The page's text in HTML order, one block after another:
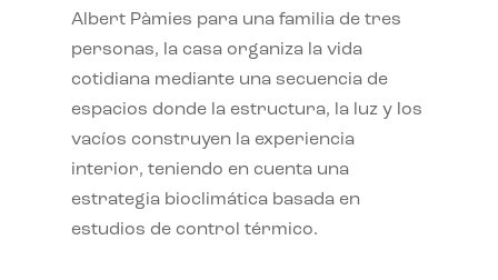
Albert Pàmies para una familia de tres
personas, la casa organiza la vida
cotidiana mediante una secuencia de
espacios donde la estructura, la luz y los
vacíos construyen la experiencia
interior, teniendo en cuenta una
estrategia bioclimática basada en
estudios de control térmico.